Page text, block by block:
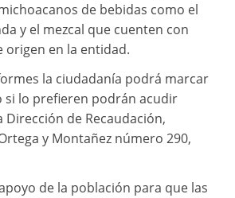
de bebidas como el
y el mezcal que cuenten con
origen en la entidad.
la ciudadanía podrá marcar
si lo prefieren podrán acudir
de Recaudación,
y Montañez número 290,
de la población para que las